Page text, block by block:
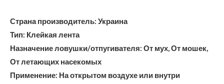
Страна производитель: Украина
Тип: Клейкая лента
Назначение ловушки/отпугивателя: От мух, От мошек,
От летающих насекомых
Применение: На открытом воздухе или внутри